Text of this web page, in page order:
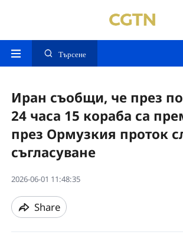
Търсене
Иран съобщи, че през
24 часа 15 кораба са
през Ормузкия проток
съгласуване
2026-06-01 11:48:35
Share